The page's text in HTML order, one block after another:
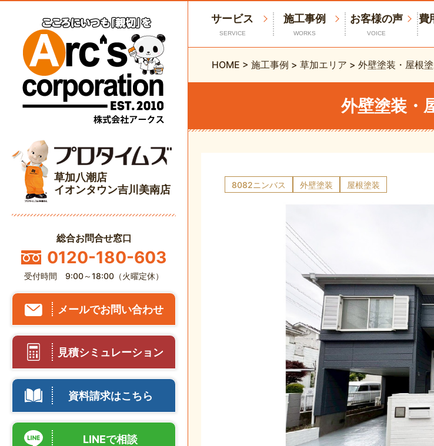
草加八潮店
イオンタウン吉川美南店
総合お問合せ窓口
0120-180-603
受付時間 9:00～18:00（火曜定休）
メールでお問い合わせ
見積シミュレーション
資料請求はこちら
LINEで相談
サービス
SERVICE
施工事例
WORKS
お客様の声
VOICE
費
HOME > 施工事例 > 草加エリア > 外壁塗装・屋根
外壁塗装・
8082ニンバス 外壁塗装 屋根塗装